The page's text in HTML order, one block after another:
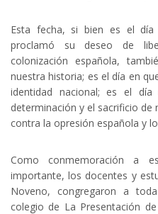
Esta fecha, si bien es el
proclamó su deseo de
colonización española,
nuestra historia; es el día en
identidad nacional; es el
determinación y el sacrificio
contra la opresión española y
Como conmemoración a
importante, los docentes y
Noveno, congregaron a
colegio de La Presentación